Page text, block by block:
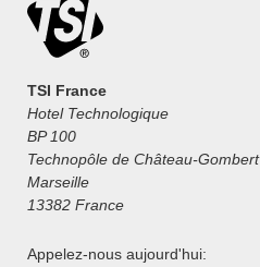
TSI France
Hotel Technologique
BP 100
Technopôle de Château-Gombert
Marseille
13382 France
Appelez-nous aujourd'hui: